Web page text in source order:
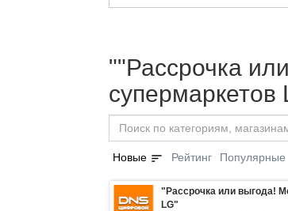
""Рассрочка
Новые sort Рейтинг Популярные
"Рассрочка или выгода!
LG"